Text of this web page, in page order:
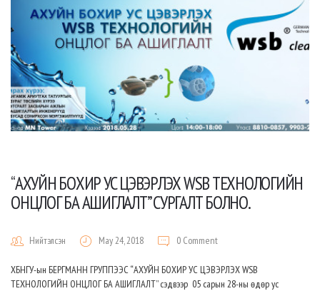
“АХУЙН БОХИР УС ЦЭВЭРЛЭХ WSB ТЕХНОЛОГИЙН
ОНЦЛОГ БА АШИГЛАЛТ” CУРГАЛТ БОЛНО.
Нийтэлсэн May 24, 2018 0 Comment
ХБНГУ-ын БЕРГМАНН ГРУППЭЭС “АХУЙН БОХИР УС ЦЭВЭРЛЭХ WSB
ТЕХНОЛОГИЙН ОНЦЛОГ БА АШИГЛАЛТ” сэдвээр 05 сарын 28-ны өдөр ус